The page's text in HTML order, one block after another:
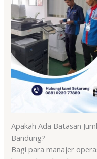
Apakah Ada Batasan
Bandung?
Bagi para manajer